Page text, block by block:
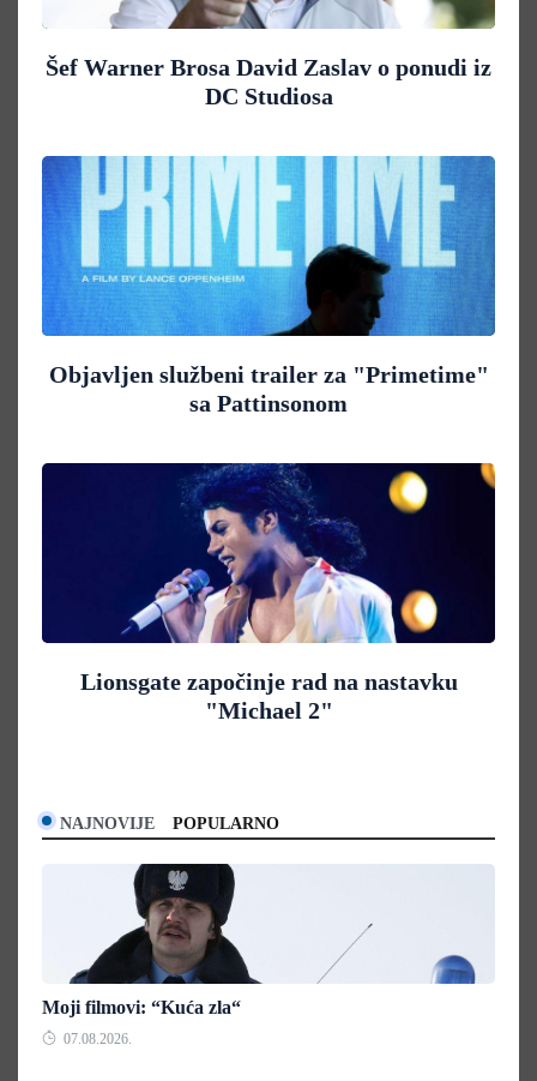
Šef Warner Brosa David Zaslav o ponudi iz
DC Studiosa
Objavljen službeni trailer za "Primetime"
sa Pattinsonom
Lionsgate započinje rad na nastavku
"Michael 2"
NAJNOVIJE POPULARNO
Moji filmovi: “Kuća zla“
07.08.2026.